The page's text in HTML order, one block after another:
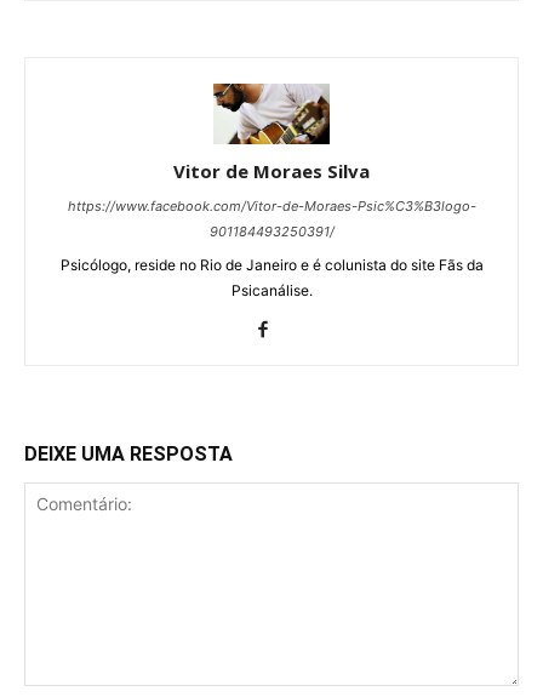
Vitor de Moraes Silva
https://www.facebook.com/Vitor-de-Moraes-Psic%C3%B3logo-
901184493250391/
Psicólogo, reside no Rio de Janeiro e é colunista do site Fãs da
Psicanálise.
DEIXE UMA RESPOSTA